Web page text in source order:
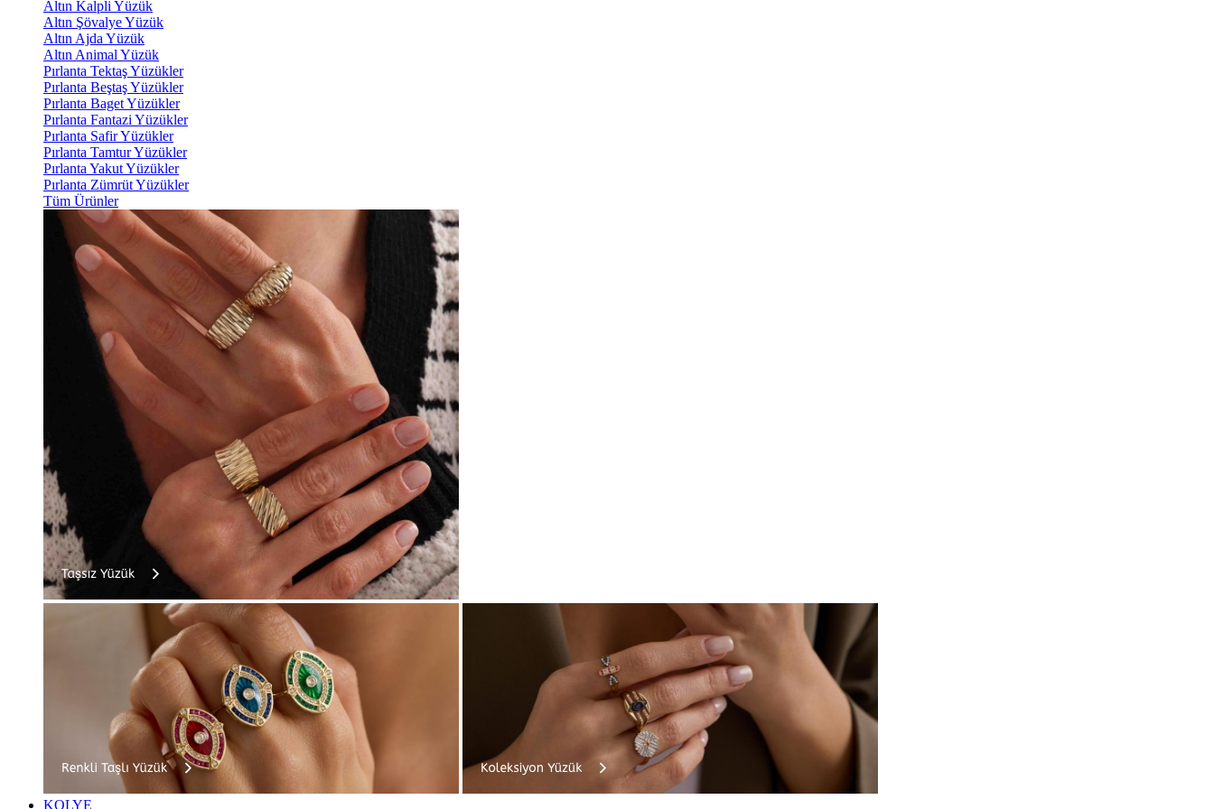
Altın Kalpli Yüzük
Altın Şövalye Yüzük
Altın Ajda Yüzük
Altın Animal Yüzük
Pırlanta Tektaş Yüzükler
Pırlanta Beştaş Yüzükler
Pırlanta Baget Yüzükler
Pırlanta Fantazi Yüzükler
Pırlanta Safir Yüzükler
Pırlanta Tamtur Yüzükler
Pırlanta Yakut Yüzükler
Pırlanta Zümrüt Yüzükler
Tüm Ürünler
KOLYE